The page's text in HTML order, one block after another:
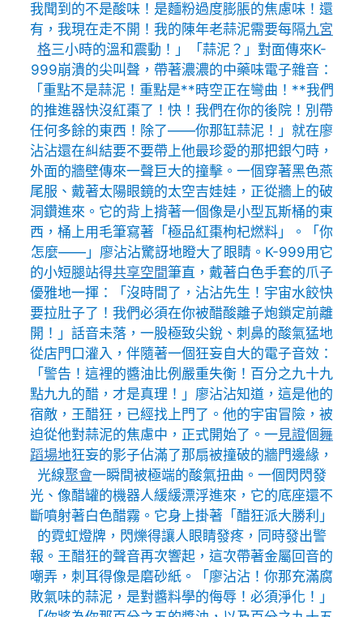
我聞到的不是酸味！是麵粉過度膨脹的焦慮味！還
有，我現在走不開！我的陳年老蒜泥需要每隔九宮
格三小時的溫和震動！」「蒜泥？」對面傳來K-
999崩潰的尖叫聲，帶著濃濃的中藥味電子雜音：
「重點不是蒜泥！重點是**時空正在彎曲！**我們
的推進器快沒紅棗了！快！我們在你的後院！別帶
任何多餘的東西！除了——你那缸蒜泥！」就在廖
沾沾還在糾結要不要帶上他最珍愛的那把銀勺時，
外面的牆壁傳來一聲巨大的撞擊。一個穿著黑色燕
尾服、戴著太陽眼鏡的太空吉娃娃，正從牆上的破
洞鑽進來。它的背上揹著一個像是小型瓦斯桶的東
西，桶上用毛筆寫著「極品紅棗枸杞燃料」。「你
怎麼——」廖沾沾驚訝地瞪大了眼睛。K-999用它
的小短腿站得共享空間筆直，戴著白色手套的爪子
優雅地一揮：「沒時間了，沾沾先生！宇宙水餃快
要拉肚子了！我們必須在你被醋酸離子炮鎖定前離
開！」話音未落，一股極致尖銳、刺鼻的酸氣猛地
從店門口灌入，伴隨著一個狂妄自大的電子音效：
「警告！這裡的醬油比例嚴重失衡！百分之九十九
點九九的醋，才是真理！」廖沾沾知道，這是他的
宿敵，王醋狂，已經找上門了。他的宇宙冒險，被
迫從他對蒜泥的焦慮中，正式開始了。一見證個舞
蹈場地狂妄的影子佔滿了那扇被撞破的牆門邊緣，
光線聚會一瞬間被極端的酸氣扭曲。一個閃閃發
光、像醋罐的機器人緩緩漂浮進來，它的底座還不
斷噴射著白色醋霧。它身上掛著「醋狂派大勝利」
的霓虹燈牌，閃爍得讓人眼睛發疼，同時發出警
報。王醋狂的聲音再次響起，這次帶著金屬回音的
嘲弄，刺耳得像是磨砂紙。「廖沾沾！你那充滿腐
敗氣味的蒜泥，是對醬料學的侮辱！必須淨化！」